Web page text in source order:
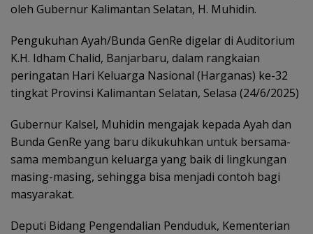
oleh Gubernur Kalimantan Selatan, H. Muhidin.
Pengukuhan Ayah/Bunda GenRe digelar di Auditorium
K.H. Idham Chalid, Banjarbaru, dalam rangkaian
peringatan Hari Keluarga Nasional (Harganas) ke-32
tingkat Provinsi Kalimantan Selatan, Selasa (24/6/2025)
Gubernur Kalsel, Muhidin mengajak kepada Ayah dan
Bunda GenRe yang baru dikukuhkan untuk bersama-
sama membangun keluarga yang baik di lingkungan
masing-masing, sehingga bisa menjadi contoh bagi
masyarakat.
Deputi Bidang Pengendalian Penduduk, Kementerian